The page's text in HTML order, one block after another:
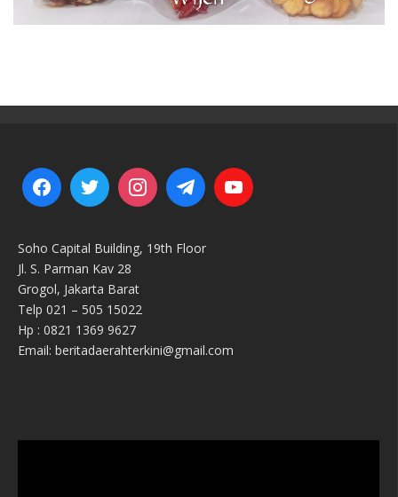
Soho Capital Building, 19th Floor
Jl. S. Parman Kav 28
Grogol, Jakarta Barat
Telp 021 – 505 15022
Hp : 0821 1369 9627
Email: beritadaerahterkini@gmail.com